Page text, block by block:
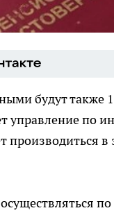
будут также
управление по
производиться